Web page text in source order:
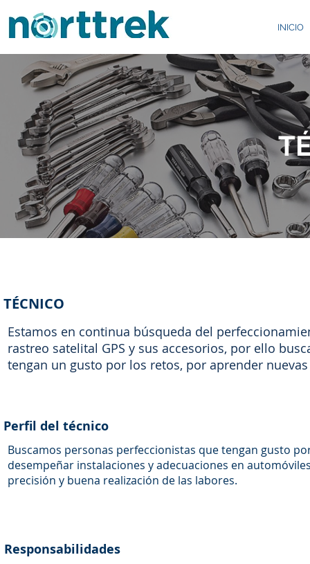
INICIO
Buscamos personas perfeccionistas que tengan gusto
desempeñar instalaciones y adecuaciones en
precisión y buena realización de las labores.
Perfil del técnico
TÉCNICO
Estamos en continua búsqueda del
rastreo satelital GPS y sus accesorios, por ello
tengan un gusto por los retos, por aprender
Responsabilidades